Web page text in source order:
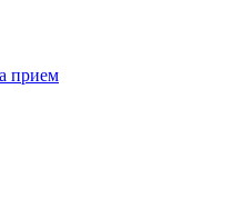
прием